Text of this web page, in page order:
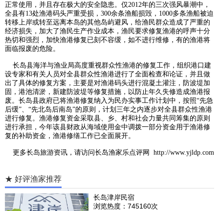
正常使用，并且存在极大的安全隐患。仅2012年的三次强风暴潮中，
全县有13处渔港码头严重受损，300余条渔船损毁，1000多条渔船被迫
转移上岸或转至远离本岛的其他岛屿避风，给渔民群众造成了严重的
经济损失，加大了渔民生产作业成本，渔民要求修复渔港的呼声十分
热切和强烈，加快渔港修复已刻不容缓，如不进行维修，有的渔港将
面临报废的危险。
长岛县海洋与渔业局高度重视群众性渔港的修复工作，组织港口建
设专家和有关人员对全县群众性渔港进行了全面检查和论证，并且做
出了具体的修复方案，主要是对渔港码头进行混凝土灌注，防波堤加
固，港池清淤，新建防波堤等修复措施，以防止年久失修造成渔港报
废。长岛县政府已将渔港修复纳入为民办实事工作计划中，按照“先急
后缓”、“先北岛后南岛”的原则，计划三年之内逐步对全县群众性渔港
进行修复。渔港修复资金采取县、乡、村和社会力量共同筹集的原则
进行承担，今年该县财政从海域使用金中调拨一部分资金用于渔港修
复的补助资金，渔港修缮工作已全面展开。
更多长岛旅游资讯，请访问长岛渔家乐点评网 http://www.yjldp.com
★ 好评渔家推荐
长岛津岸民宿
浏览热度：745160次